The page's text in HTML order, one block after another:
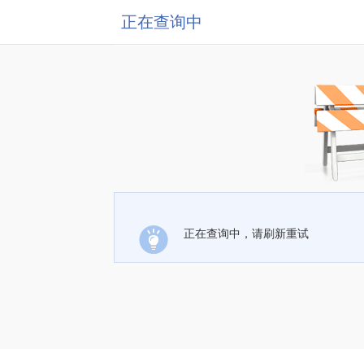
正在查询中
正在查询中，请刷新重试